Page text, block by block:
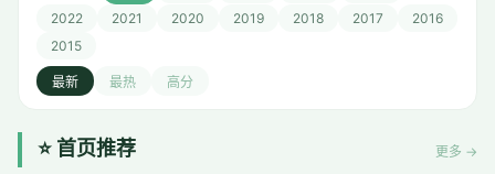
2022
2021 2020 2019 2018 2017
2016
2015
最新 最热 高分
⭐ 首页推荐 更多 →